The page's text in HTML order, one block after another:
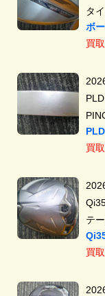
タ
ボ
買
買
テ
買